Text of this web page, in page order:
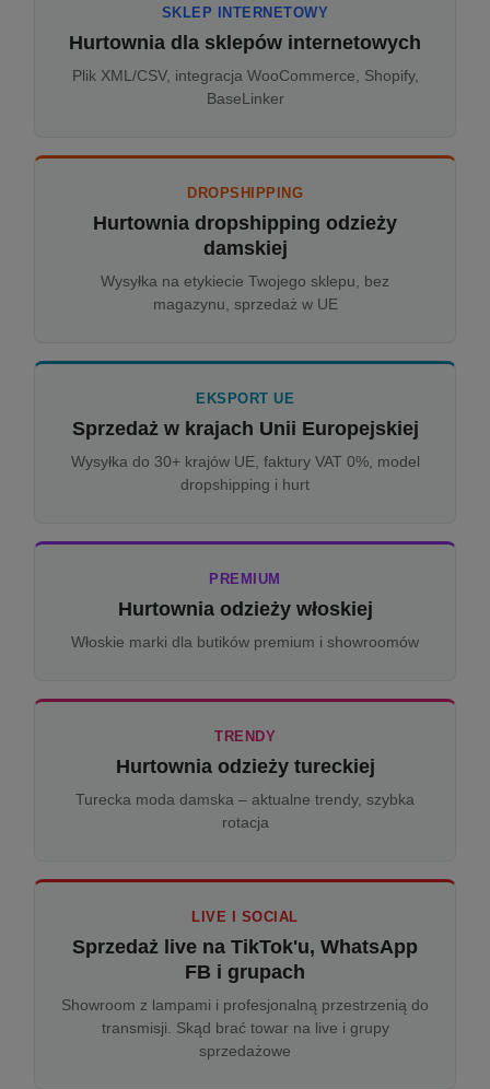
SKLEP INTERNETOWY
Hurtownia dla sklepów internetowych
Plik XML/CSV, integracja WooCommerce, Shopify,
BaseLinker
DROPSHIPPING
Hurtownia dropshipping odzieży
damskiej
Wysyłka na etykiecie Twojego sklepu, bez
magazynu, sprzedaż w UE
EKSPORT UE
Sprzedaż w krajach Unii Europejskiej
Wysyłka do 30+ krajów UE, faktury VAT 0%, model
dropshipping i hurt
PREMIUM
Hurtownia odzieży włoskiej
Włoskie marki dla butików premium i showroomów
TRENDY
Hurtownia odzieży tureckiej
Turecka moda damska – aktualne trendy, szybka
rotacja
LIVE I SOCIAL
Sprzedaż live na TikTok'u, WhatsApp
FB i grupach
Showroom z lampami i profesjonalną przestrzenią do
transmisji. Skąd brać towar na live i grupy
sprzedażowe